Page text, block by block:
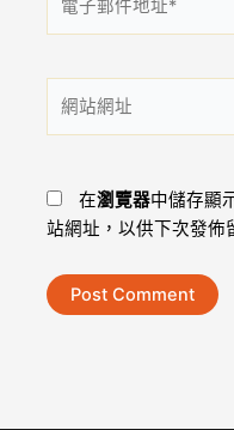
子
件
地
址
站
在瀏覽器中儲存顯
站網址，以供下次發佈